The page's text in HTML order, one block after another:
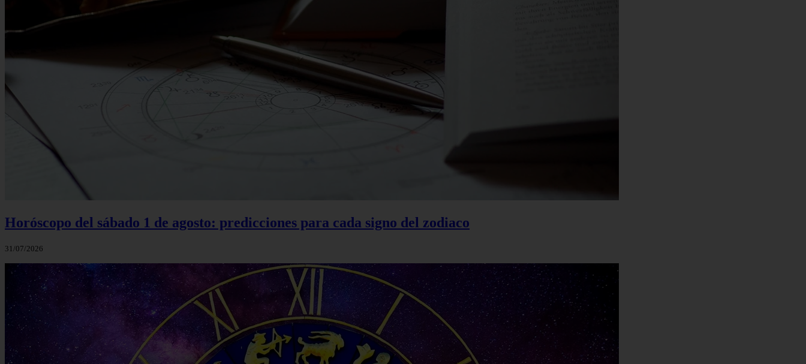
Horóscopo del sábado 1 de agosto: predicciones para cada signo del zodiaco
31/07/2026